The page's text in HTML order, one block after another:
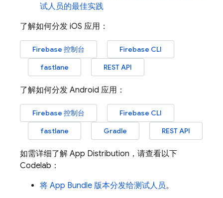
试人员的最佳实践
了解如何分发 iOS 应用：
Firebase 控制台
Firebase CLI
fastlane
REST API
了解如何分发 Android 应用：
Firebase 控制台
Firebase CLI
fastlane
Gradle REST API
如需详细了解 App Distribution ，请查看以下
Codelab：
将 App Bundle 版本分发给测试人员。